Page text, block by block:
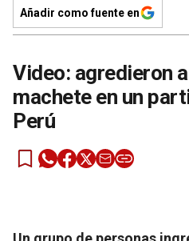
Añadir como fuente en
Video: agredieron
machete en un
Perú